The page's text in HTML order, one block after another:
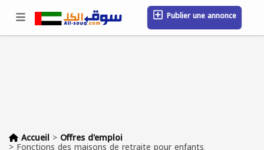
Publier une annonce
Se connecter / S'inscrire
Accueil > Offres d'emploi